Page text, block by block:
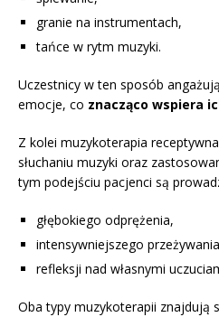
granie na instrumentach,
tańce w rytm muzyki.
Uczestnicy w ten sposób
emocje, co znacząco wspiera
Z kolei muzykoterapia
słuchaniu muzyki oraz
tym podejściu pacjenci są
głębokiego odprężenia,
intensywniejszego
refleksji nad własnymi
Oba typy muzykoterapii znajdują